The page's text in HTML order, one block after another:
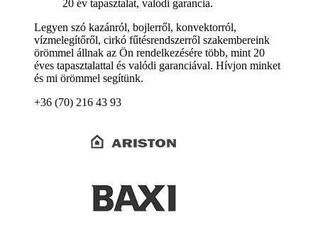
20 év tapasztalat, valódi garancia.
Legyen szó kazánról, bojlerről, konvektorról,
vízmelegítőről, cirkó fűtésrendszerről szakembereink
örömmel állnak az Ön rendelkezésére több, mint 20
éves tapasztalattal és valódi garanciával. Hívjon minket
és mi örömmel segítünk.
+36 (70) 216 43 93